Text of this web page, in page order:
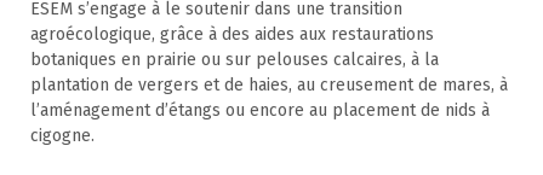
ESEM s’engage à le soutenir dans une transition
agroécologique, grâce à des aides aux restaurations
botaniques en prairie ou sur pelouses calcaires, à la
plantation de vergers et de haies, au creusement de mares, à
l’aménagement d’étangs ou encore au placement de nids à
cigogne.